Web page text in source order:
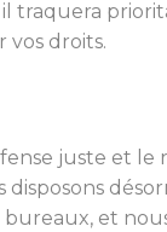
traquera
vos droits.
juste et le
et